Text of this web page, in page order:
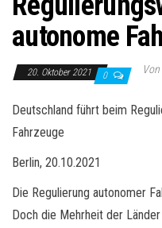
autonome
20. Oktober 2021 0 Von
Deutschland führt beim
Fahrzeuge
Berlin, 20.10.2021
Die Regulierung autonomer
Doch die Mehrheit der